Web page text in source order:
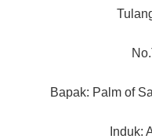
Bapak: Palm of
Induk: